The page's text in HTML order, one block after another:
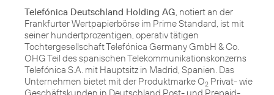
Telefónica Deutschland Holding AG, notiert an der
Frankfurter Wertpapierbörse im Prime Standard, ist mit
seiner hundertprozentigen, operativ tätigen
Tochtergesellschaft Telefónica Germany GmbH & Co.
OHG Teil des spanischen Telekommunikationskonzerns
Telefónica S.A. mit Hauptsitz in Madrid, Spanien. Das
Unternehmen bietet mit der Produktmarke O2 Privat- wie